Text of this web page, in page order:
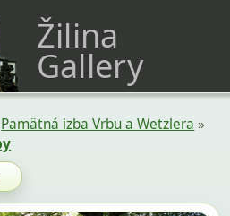
Žilina
Gallery
Pamätná izba Vrbu a Wetzlera »